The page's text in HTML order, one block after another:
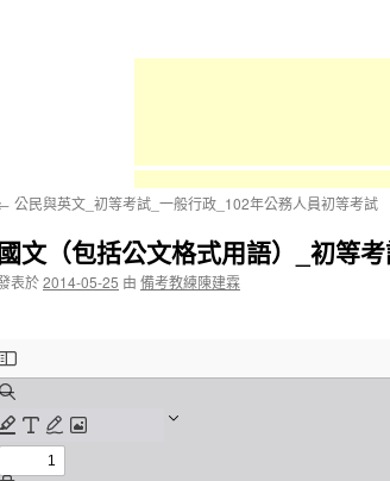
公民與英文_初等考試_一般行政_102年公務人員初等考試
文（包括公文格式用語）_初等
表於2014-05-25 由 備考教練陳建霖